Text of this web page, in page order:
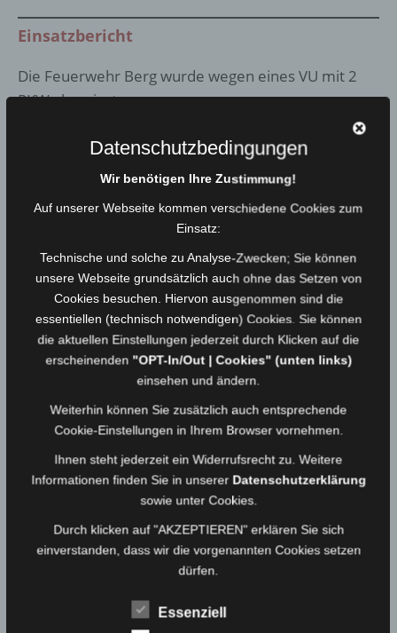
Einsatzbericht
Die Feuerwehr Berg wurde wegen eines VU mit 2
PKW alarmiert.
Die Unfallbeteiligten wurden durch
Feuerwehrsanitäter bis zum Eintreffen des RD
betreut, Brandschutz sichergestellt. Auslaufende
Betriebsstoffe durch FF Rudolphstein gebunden.
HO11 für Unfallaufnahme komplett gesperrt, später
wurde der Verkehr wechselseitig an der Unfallstelle
vorbei geleitet.
Einsatzfotos:
Datenschutzbedingungen
Wir benötigen Ihre Zustimmung!
Auf unserer Webseite kommen verschiedene Cookies zum
Einsatz:
Technische und solche zu Analyse-Zwecken; Sie können
unsere Webseite grundsätzlich auch ohne das Setzen von
Cookies besuchen. Hiervon ausgenommen sind die
essentiellen (technisch notwendigen) Cookies. Sie können
die aktuellen Einstellungen jederzeit durch Klicken auf die
erscheinenden "OPT-In/Out | Cookies" (unten links)
einsehen und ändern.
Weiterhin können Sie zusätzlich auch entsprechende
Cookie-Einstellungen in Ihrem Browser vornehmen.
Ihnen steht jederzeit ein Widerrufsrecht zu. Weitere
Informationen finden Sie in unserer Datenschutzerklärung
sowie unter Cookies.
Durch klicken auf "AKZEPTIEREN" erklären Sie sich
einverstanden, dass wir die vorgenannten Cookies setzen
dürfen.
Essenziell